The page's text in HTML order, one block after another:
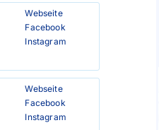
Webseite
Facebook
Instagram
Webseite
Facebook
Instagram